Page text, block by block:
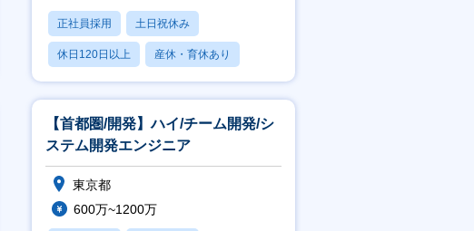
正社員採用 土日祝休み
休日120日以上 産休・育休あり
月残業20時間以内
【首都圏/開発】ハイ/チーム開発/シ
ステム開発エンジニア
東京都
600万~1200万